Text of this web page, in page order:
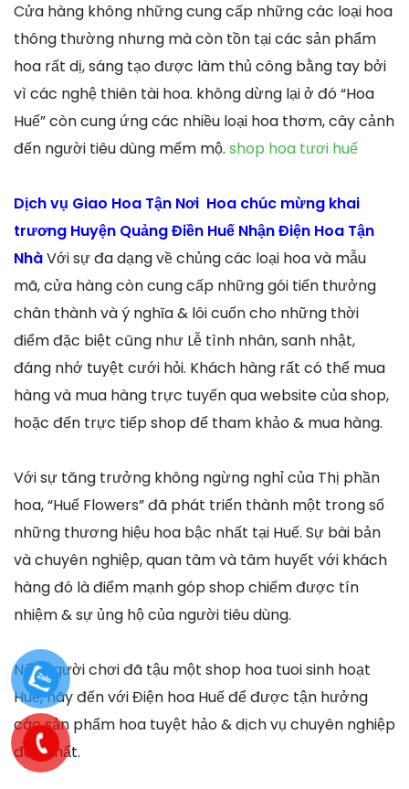
Cửa hàng không những cung cấp những các loại hoa
thông thường nhưng mà còn tồn tại các sản phẩm
hoa rất dị, sáng tạo được làm thủ công bằng tay bởi
vì các nghệ thiên tài hoa. không dừng lại ở đó “Hoa
Huế” còn cung ứng các nhiều loại hoa thơm, cây cảnh
đến người tiêu dùng mếm mộ. shop hoa tươi huế
Dịch vụ Giao Hoa Tận Nơi Hoa chúc mừng khai
trương Huyện Quảng Điền Huế Nhận Điện Hoa Tận
NhàVới sự đa dạng về chủng các loại hoa và mẫu
mã, cửa hàng còn cung cấp những gói tiến thưởng
chân thành và ý nghĩa & lôi cuốn cho những thời
điểm đặc biệt cũng như Lễ tình nhân, sanh nhật,
đáng nhớ tuyệt cưới hỏi. Khách hàng rất có thể mua
hàng và mua hàng trực tuyến qua website của shop,
hoặc đến trực tiếp shop để tham khảo & mua hàng.
Với sự tăng trưởng không ngừng nghỉ của Thị phần
hoa, “Huế Flowers” đã phát triển thành một trong số
những thương hiệu hoa bậc nhất tại Huế. Sự bài bản
và chuyên nghiệp, quan tâm và tâm huyết với khách
hàng đó là điểm mạnh góp shop chiếm được tín
nhiệm & sự ủng hộ của người tiêu dùng.
Nếu người chơi đã tậu một shop hoa tuoi sinh hoạt
Huế, hãy đến với Điện hoa Huế để được tận hưởng
các sản phẩm hoa tuyệt hảo & dịch vụ chuyên nghiệp
độc nhất.